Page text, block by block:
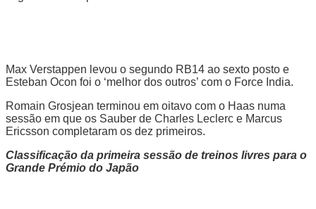
Max Verstappen levou o segundo RB14 ao sexto posto e
Esteban Ocon foi o ‘melhor dos outros’ com o Force India.
Romain Grosjean terminou em oitavo com o Haas numa
sessão em que os Sauber de Charles Leclerc e Marcus
Ericsson completaram os dez primeiros.
Classificação da primeira sessão de treinos livres para o
Grande Prémio do Japão